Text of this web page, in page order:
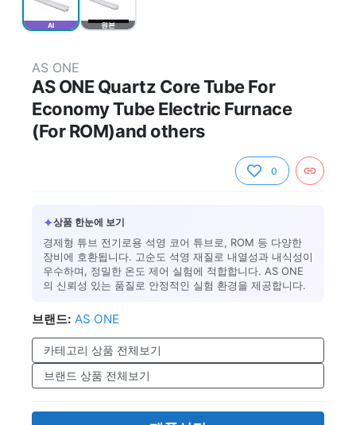
AI 원본
AS ONE
AS ONE Quartz Core Tube For
Economy Tube Electric Furnace
(For ROM)and others
0
✦상품 한눈에 보기
경제형 튜브 전기로용 석영 코어 튜브로, ROM 등 다양한
장비에 호환됩니다. 고순도 석영 재질로 내열성과 내식성이
우수하며, 정밀한 온도 제어 실험에 적합합니다. AS ONE
의 신뢰성 있는 품질로 안정적인 실험 환경을 제공합니다.
브랜드: AS ONE
카테고리 상품 전체보기
브랜드 상품 전체보기